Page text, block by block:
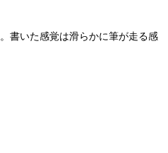
書いた感覚は滑らかに筆が走る感